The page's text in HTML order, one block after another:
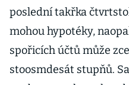
poslední takřka
mohou hypotéky,
spořicích účtů může
stoosmdesát stupňů.